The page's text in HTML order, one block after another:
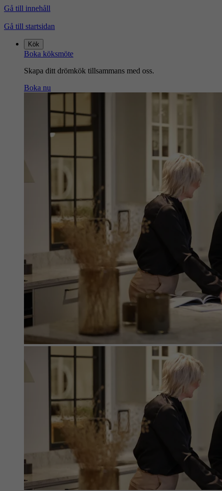
Gå till innehåll
Gå till startsidan
Kök
Boka köksmöte
Skapa ditt drömkök tillsammans med oss.
Boka nu